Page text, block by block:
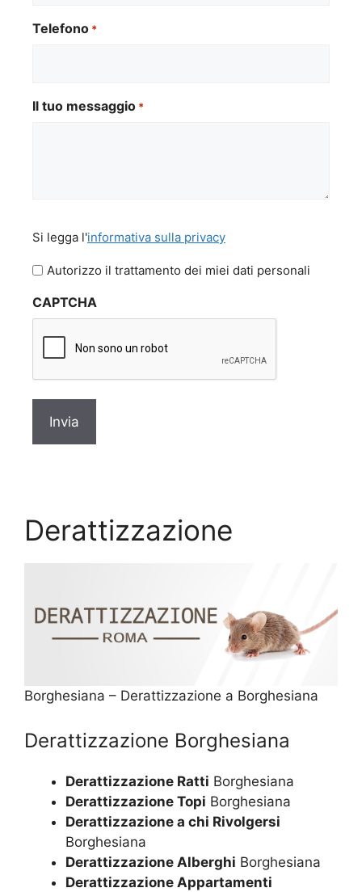
Telefono *
Il tuo messaggio *
legga
l'informativa
privacy
Si legga l'informativa sulla privacy
Autorizzo il trattamento dei miei dati personali
CAPTCHA
Derattizzazione
Borghesiana – Derattizzazione a Borghesiana
Derattizzazione Borghesiana
Derattizzazione Ratti Borghesiana
Derattizzazione Topi Borghesiana
Derattizzazione a chi Rivolgersi
Borghesiana
Derattizzazione Alberghi Borghesiana
Derattizzazione Appartamenti